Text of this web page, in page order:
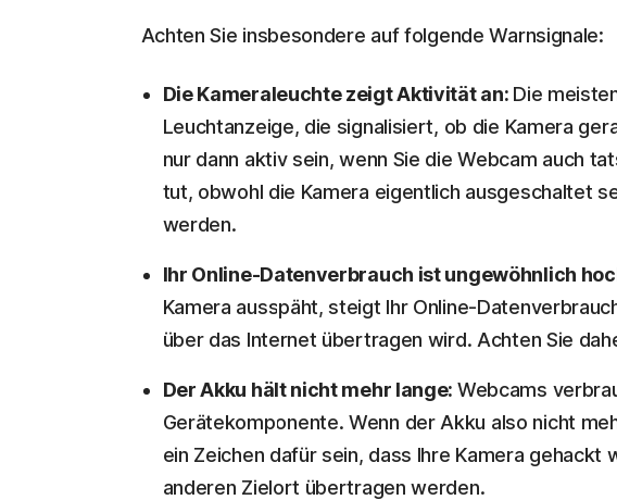
Achten Sie insbesondere auf folgende Warnsignale:
Die Kameraleuchte zeigt Aktivität an: Die
Leuchtanzeige, die signalisiert, ob die Kamera
nur dann aktiv sein, wenn Sie die Webcam auch
tut, obwohl die Kamera eigentlich ausgeschaltet
werden.
Ihr Online-Datenverbrauch ist ungewöhnlich
Kamera ausspäht, steigt Ihr Online-
über das Internet übertragen wird. Achten Sie
Der Akku hält nicht mehr lange: Webcams
Gerätekomponente. Wenn der Akku also nicht
ein Zeichen dafür sein, dass Ihre Kamera gehackt
anderen Zielort übertragen werden.